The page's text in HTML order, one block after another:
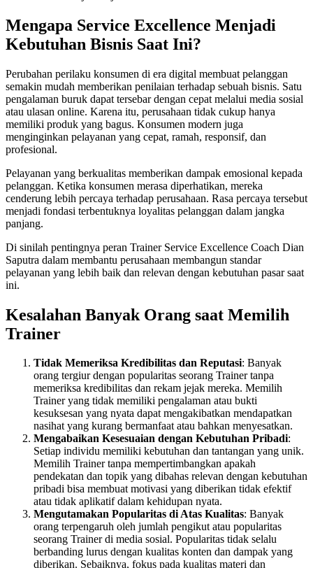
Mengapa Service Excellence Menjadi
Kebutuhan Bisnis Saat Ini?
Perubahan perilaku konsumen di era digital membuat pelanggan
semakin mudah memberikan penilaian terhadap sebuah bisnis. Satu
pengalaman buruk dapat tersebar dengan cepat melalui media sosial
atau ulasan online. Karena itu, perusahaan tidak cukup hanya
memiliki produk yang bagus. Konsumen modern juga
menginginkan pelayanan yang cepat, ramah, responsif, dan
profesional.
Pelayanan yang berkualitas memberikan dampak emosional kepada
pelanggan. Ketika konsumen merasa diperhatikan, mereka
cenderung lebih percaya terhadap perusahaan. Rasa percaya tersebut
menjadi fondasi terbentuknya loyalitas pelanggan dalam jangka
panjang.
Di sinilah pentingnya peran Trainer Service Excellence Coach Dian
Saputra dalam membantu perusahaan membangun standar
pelayanan yang lebih baik dan relevan dengan kebutuhan pasar saat
ini.
Kesalahan Banyak Orang saat Memilih
Trainer
Tidak Memeriksa Kredibilitas dan Reputasi: Banyak
orang tergiur dengan popularitas seorang Trainer tanpa
memeriksa kredibilitas dan rekam jejak mereka. Memilih
Trainer yang tidak memiliki pengalaman atau bukti
kesuksesan yang nyata dapat mengakibatkan mendapatkan
nasihat yang kurang bermanfaat atau bahkan menyesatkan.
Mengabaikan Kesesuaian dengan Kebutuhan Pribadi:
Setiap individu memiliki kebutuhan dan tantangan yang unik.
Memilih Trainer tanpa mempertimbangkan apakah
pendekatan dan topik yang dibahas relevan dengan kebutuhan
pribadi bisa membuat motivasi yang diberikan tidak efektif
atau tidak aplikatif dalam kehidupan nyata.
Mengutamakan Popularitas di Atas Kualitas: Banyak
orang terpengaruh oleh jumlah pengikut atau popularitas
seorang Trainer di media sosial. Popularitas tidak selalu
berbanding lurus dengan kualitas konten dan dampak yang
diberikan. Sebaiknya, fokus pada kualitas materi dan